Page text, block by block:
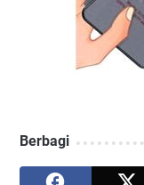
Berbagi